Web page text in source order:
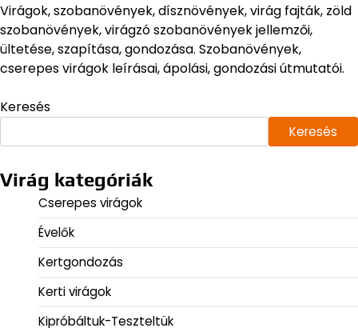
Virágok, szobanövények, dísznövények, virág fajták, zöld
szobanövények, virágzó szobanövények jellemzői,
ültetése, szapítása, gondozása. Szobanövények,
cserepes virágok leírásai, ápolási, gondozási útmutatói.
Keresés
Keresés
Virág kategóriák
Cserepes virágok
Évelők
Kertgondozás
Kerti virágok
Kipróbáltuk-Teszteltük